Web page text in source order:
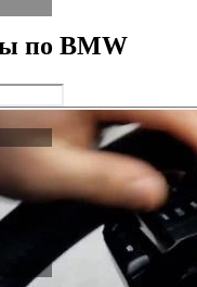
по BMW